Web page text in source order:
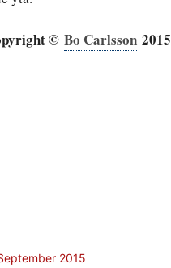
© Bo Carlsson 2015
2015